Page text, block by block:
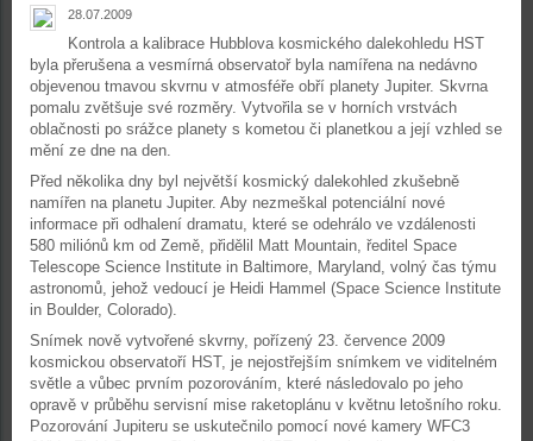
28.07.2009
Kontrola a kalibrace Hubblova kosmického dalekohledu HST
byla přerušena a vesmírná observatoř byla namířena na nedávno
objevenou tmavou skvrnu v atmosféře obří planety Jupiter. Skvrna
pomalu zvětšuje své rozměry. Vytvořila se v horních vrstvách
oblačnosti po srážce planety s kometou či planetkou a její vzhled se
mění ze dne na den.
Před několika dny byl největší kosmický dalekohled zkušebně
namířen na planetu Jupiter. Aby nezmeškal potenciální nové
informace při odhalení dramatu, které se odehrálo ve vzdálenosti
580 miliónů km od Země, přidělil Matt Mountain, ředitel Space
Telescope Science Institute in Baltimore, Maryland, volný čas týmu
astronomů, jehož vedoucí je Heidi Hammel (Space Science Institute
in Boulder, Colorado).
Snímek nově vytvořené skvrny, pořízený 23. července 2009
kosmickou observatoří HST, je nejostřejším snímkem ve viditelném
světle a vůbec prvním pozorováním, které následovalo po jeho
opravě v průběhu servisní mise raketoplánu v květnu letošního roku.
Pozorování Jupiteru se uskutečnilo pomocí nové kamery WFC3